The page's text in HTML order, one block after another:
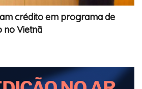
crédito em programa de
no Vietnã